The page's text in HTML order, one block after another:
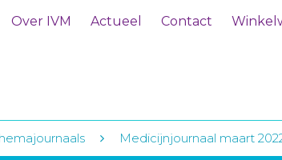
Over IVM Actueel Contact
Medicijnjournaal maart